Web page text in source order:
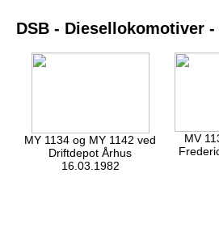
DSB - Diesellokomotiver -
MY 1134 og MY 1142 ved
Driftdepot Århus
16.03.1982
MV